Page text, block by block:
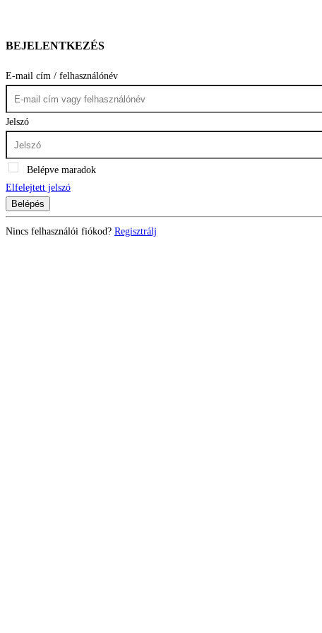
BEJELENTKEZÉS
E-mail cím / felhasználónév
Jelszó
Belépve maradok
Elfelejtett jelszó
Belépés
Nincs felhasználói fiókod? Regisztrálj